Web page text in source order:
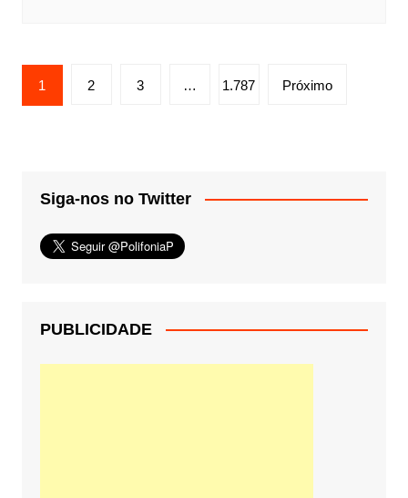
Paginação
de
1 2 3 … 1.787 Próximo
Siga-nos no Twitter
PUBLICIDADE